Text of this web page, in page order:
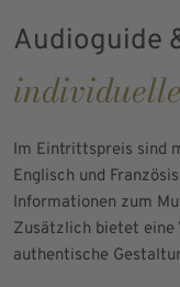
Audioguide
Im Eintrittspreis sind
Englisch und
Informationen zum
Zusätzlich bietet eine
authentische